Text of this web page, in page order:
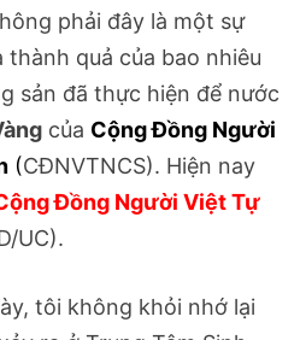
phải đây là một sự
thành quả của bao nhiêu
sản đã thực hiện để nước
của Cộng Đồng Người
(CĐNVTNCS). Hiện nay
Đồng Người Việt Tự
UC).
tôi không khỏi nhớ lại